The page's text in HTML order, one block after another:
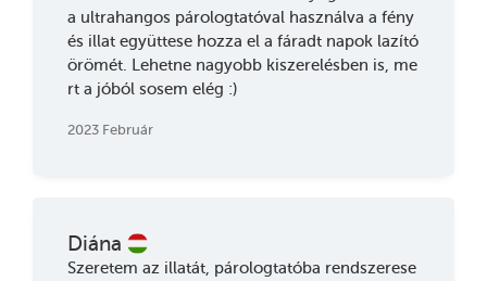
a ultrahangos párologtatóval használva a fény
és illat együttese hozza el a fáradt napok lazító
örömét. Lehetne nagyobb kiszerelésben is, me
rt a jóból sosem elég :)
2023 Február
Diána
Szeretem az illatát, párologtatóba rendszerese